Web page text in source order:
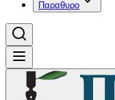
Παραθυρο